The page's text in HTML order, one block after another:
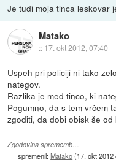
Je tudi moja tinca leskovar
Matako
:: 17. okt 2012, 07:40
Uspeh pri policiji ni tako
nategov.
Razlika je med tinco, ki
Pogumno, da s tem vrčem
zgoditi, da dobi obisk še
Zgodovina sprememb…
spremenil:Matako(17. okt 2012